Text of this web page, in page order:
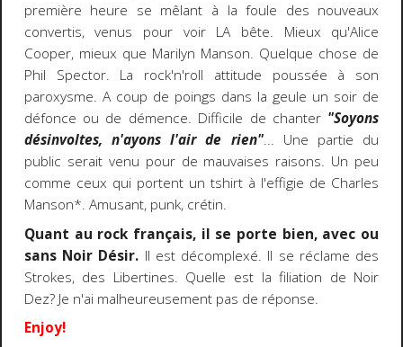
première heure se mêlant à la foule des nouveaux
convertis, venus pour voir LA bête. Mieux qu'Alice
Cooper, mieux que Marilyn Manson. Quelque chose de
Phil Spector. La rock'n'roll attitude poussée à son
paroxysme. A coup de poings dans la geule un soir de
défonce ou de démence. Difficile de chanter "Soyons
désinvoltes, n'ayons l'air de rien"... Une partie du
public serait venu pour de mauvaises raisons. Un peu
comme ceux qui portent un tshirt à l'effigie de Charles
Manson*. Amusant, punk, crétin.
Quant au rock français, il se porte bien, avec ou
sans Noir Désir. Il est décomplexé. Il se réclame des
Strokes, des Libertines. Quelle est la filiation de Noir
Dez? Je n'ai malheureusement pas de réponse.
Enjoy!